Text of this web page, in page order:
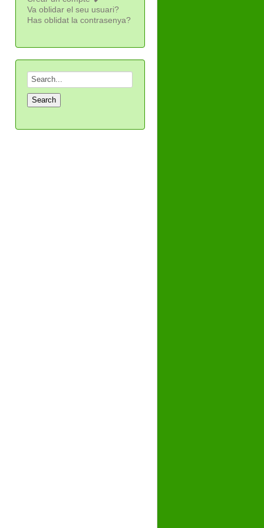
Va oblidar el seu usuari?
Has oblidat la contrasenya?